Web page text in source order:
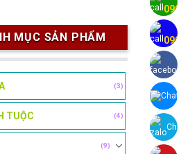
MỤC SẢN PHẨM
(3)
TUỘC (4)
(9)
Chat